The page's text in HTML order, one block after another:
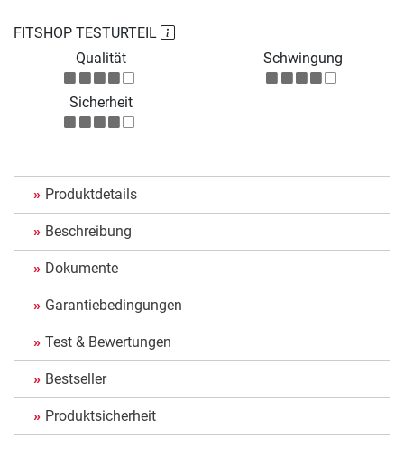
FITSHOP TESTURTEIL
Qualität
Schwingung
Sicherheit
Produktdetails
Beschreibung
Dokumente
Garantiebedingungen
Test & Bewertungen
Bestseller
Produktsicherheit